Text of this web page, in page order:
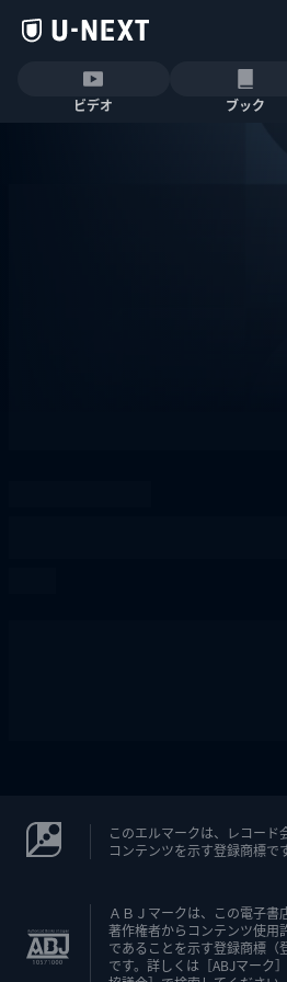
ビデオ ブック
このエルマークは、レコード
コンテンツを示す登録商標で
ＡＢＪマークは、この電子書
著作権者からコンテンツ使用
であることを示す登録商標（
です。詳しくは［ABJマーク